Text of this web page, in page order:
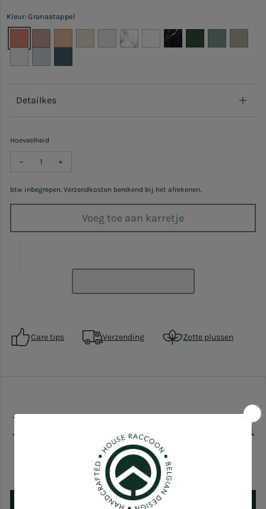
Kleur: Granaatappel
Detailkes
Hoeveelheid
btw inbegrepen. Verzendkosten berekend bij het afrekenen.
Voeg toe aan karretje
Care tips Verzending Zotte plussen
Klantbeoordelingen
5.00 van de 5
Gebaseerd op 1 review(s)
Schrijf een review